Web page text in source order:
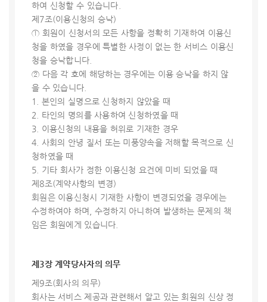
하여 신청할 수 있습니다.
제7조(이용신청의 승낙)
① 회원이 신청서의 모든 사항을 정확히 기재하여 이용신
청을 하였을 경우에 특별한 사정이 없는 한 서비스 이용신
청을 승낙합니다.
② 다음 각 호에 해당하는 경우에는 이용 승낙을 하지 않
을 수 있습니다.
1. 본인의 실명으로 신청하지 않았을 때
2. 타인의 명의를 사용하여 신청하였을 때
3. 이용신청의 내용을 허위로 기재한 경우
4. 사회의 안녕 질서 또는 미풍양속을 저해할 목적으로 신
청하였을 때
5. 기타 회사가 정한 이용신청 요건에 미비 되었을 때
제8조(계약사항의 변경)
회원은 이용신청시 기재한 사항이 변경되었을 경우에는
수정하여야 하며, 수정하지 아니하여 발생하는 문제의 책
임은 회원에게 있습니다.
제3장 계약당사자의 의무
제9조(회사의 의무)
회사는 서비스 제공과 관련해서 알고 있는 회원의 신상 정